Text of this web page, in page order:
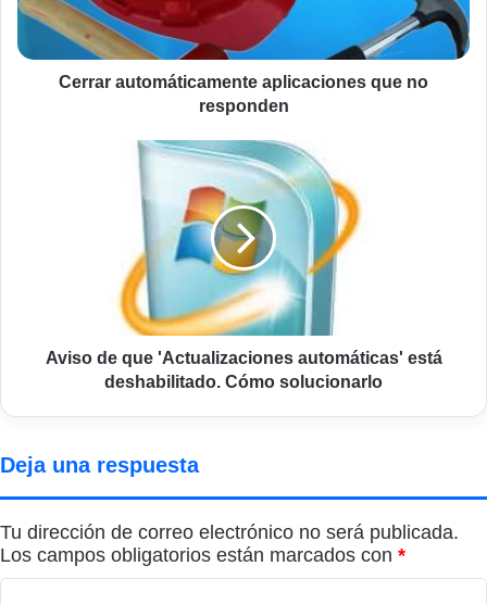
Cerrar automáticamente aplicaciones que no
responden
'Actualizaciones
deshabilitado.
Aviso de que 'Actualizaciones automáticas' está
deshabilitado. Cómo solucionarlo
Deja una respuesta
Tu dirección de correo electrónico no será publicada.
Los campos obligatorios están marcados con *